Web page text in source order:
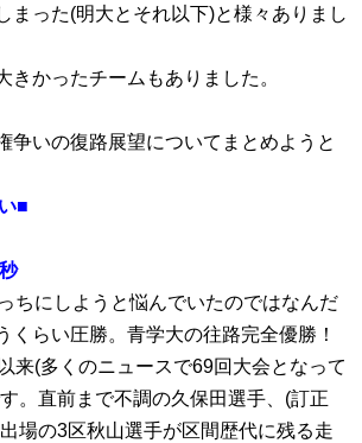
まった(明大とそれ以下)と様々ありまし
きかったチームもありました。
争いの復路展望についてまとめようと
■
ちにしようと悩んでいたのではなんだ
くらい圧勝。青学大の往路完全優勝！
来(多くのニュースで69回大会となって
。直前まで不調の久保田選手、(訂正
場の3区秋山選手が区間歴代に残る走